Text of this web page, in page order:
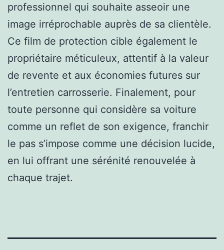
professionnel qui souhaite asseoir une
image irréprochable auprès de sa clientèle.
Ce film de protection cible également le
propriétaire méticuleux, attentif à la valeur
de revente et aux économies futures sur
l’entretien carrosserie. Finalement, pour
toute personne qui considère sa voiture
comme un reflet de son exigence, franchir
le pas s’impose comme une décision lucide,
en lui offrant une sérénité renouvelée à
chaque trajet.